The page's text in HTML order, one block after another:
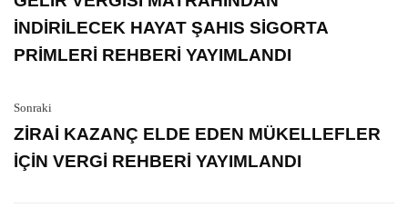
İNDİRİLECEK HAYAT ŞAHIS SİGORTA
PRİMLERİ REHBERİ YAYIMLANDI
Sonraki
ZİRAİ KAZANÇ ELDE EDEN MÜKELLEFLER
İÇİN VERGİ REHBERİ YAYIMLANDI